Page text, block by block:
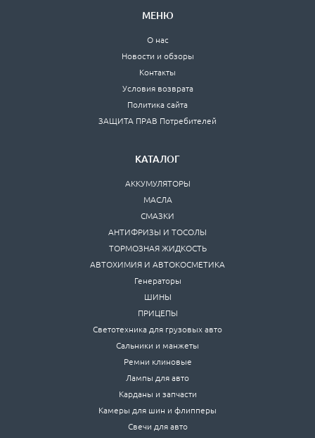
МЕНЮ
О нас
Новости и обзоры
Контакты
Условия возврата
Политика сайта
ЗАЩИТА ПРАВ Потребителей
КАТАЛОГ
АККУМУЛЯТОРЫ
МАСЛА
СМАЗКИ
АНТИФРИЗЫ И ТОСОЛЫ
ТОРМОЗНАЯ ЖИДКОСТЬ
АВТОХИМИЯ И АВТОКОСМЕТИКА
Генераторы
ШИНЫ
ПРИЦЕПЫ
Светотехника для грузовых авто
Сальники и манжеты
Ремни клиновые
Лампы для авто
Карданы и запчасти
Камеры для шин и флипперы
Свечи для авто